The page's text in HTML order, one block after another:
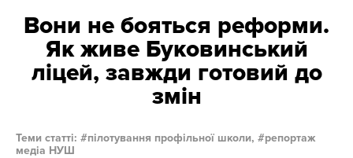
Вони не бояться реформи.
Як живе Буковинський
ліцей, завжди готовий до
змін
Теми статті: пілотування профільної школи,
репортаж
медіа НУШ